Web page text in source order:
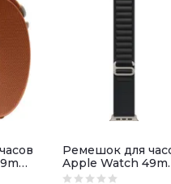
Ремешок для
Apple Watch
Black Alpine Loop